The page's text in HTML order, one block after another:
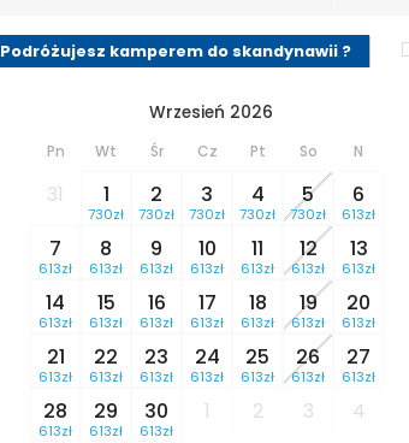
Podróżujesz kamperem do skandynawii ?
Wrzesień 2026
Pn Wt Śr Cz Pt So N
31 1
730zł
2
730zł
3
730zł
4
730zł
5
730zł
6
613zł
7
613zł
8
613zł
9
613zł
10
613zł
11
613zł
12
613zł
13
613zł
14
613zł
15
613zł
16
613zł
17
613zł
18
613zł
19
613zł
20
613zł
21
613zł
22
613zł
23
613zł
24
613zł
25
613zł
26
613zł
27
613zł
28
613zł
29
613zł
30
613zł
1 2 3
4